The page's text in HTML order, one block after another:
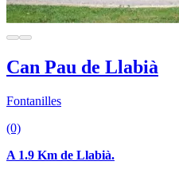
Can Pau de Llabià
Fontanilles
(0)
A 1.9 Km de Llabià.